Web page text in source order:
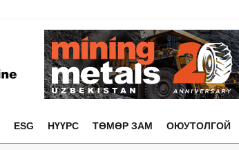
ESG НҮҮРС ТӨМӨР ЗАМ ОЮУТОЛГОЙ